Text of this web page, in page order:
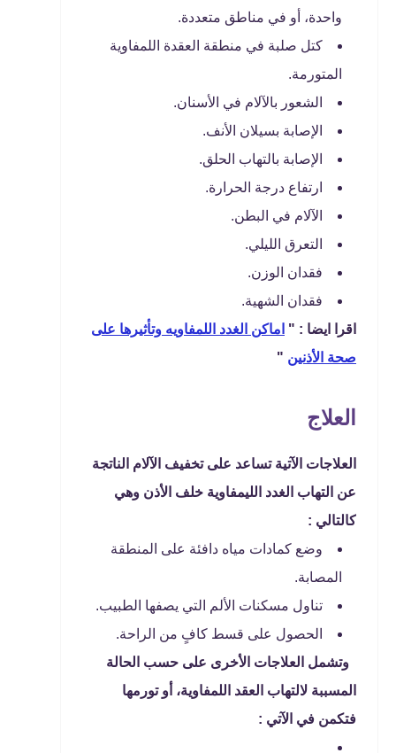
واحدة، أو في مناطق متعددة.
كتل صلبة في منطقة العقدة اللمفاوية
المتورمة.
الشعور بالآلام في الأسنان.
الإصابة بسيلان الأنف.
الإصابة بالتهاب الحلق.
ارتفاع درجة الحرارة.
الآلام في البطن.
التعرق الليلي.
فقدان الوزن.
فقدان الشهية.
اقرا ايضا : " اماكن الغدد اللمفاويه وتأثيرها على
صحة الأذنين "
العلاج
العلاجات الآتية تساعد على تخفيف الآلام الناتجة
عن التهاب الغدد الليمفاوية خلف الأذن وهي
كالتالي :
وضع كمادات مياه دافئة على المنطقة
المصابة.
تناول مسكنات الألم التي يصفها الطبيب.
الحصول على قسط كافٍ من الراحة.
وتشمل العلاجات الأخرى على حسب الحالة
المسببة لالتهاب العقد اللمفاوية، أو تورمها
فتكمن في الآتي :